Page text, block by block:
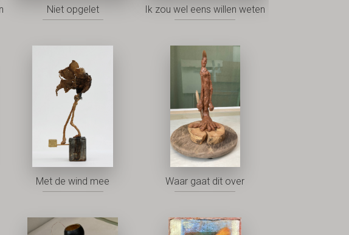
Niet opgelet Ik zou wel eens willen weten
Met de wind mee Waar gaat dit over